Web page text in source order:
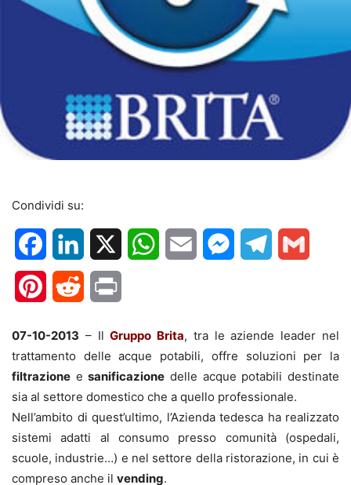
Condividi su:
FacebookLinkedIn WhatsApp
Email MessengerTelegram
PinterestReddit
07-10-2013 – IlGruppo Brita, tra le aziende leader nel
trattamento delle acque potabili, offre soluzioni per la
filtrazione esanificazione delle acque potabili destinate
sia al settore domestico che a quello professionale.
Nell’ambito di quest’ultimo, l’Azienda tedesca ha realizzato
sistemi adatti al consumo presso comunità (ospedali,
scuole, industrie…) e nel settore della ristorazione, in cui è
compreso anche il vending.